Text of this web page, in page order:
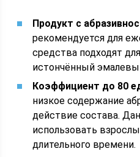
Продукт с
рекомендуется для
средства подходят
истончённый
Коэффициент до 80
низкое содержание
действие состава.
использовать
длительного времени.